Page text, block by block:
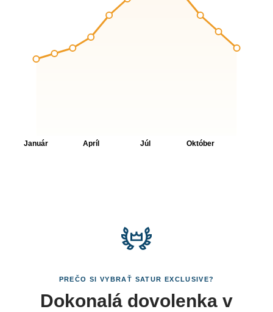
PREČO SI VYBRAŤ SATUR EXCLUSIVE?
Dokonalá dovolenka v